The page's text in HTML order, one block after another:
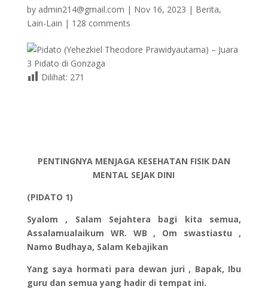
by admin214@gmail.com | Nov 16, 2023 | Berita,
Lain-Lain | 128 comments
Dilihat: 271
PENTINGNYA MENJAGA KESEHATAN FISIK DAN
MENTAL SEJAK DINI
(PIDATO 1)
Syalom , Salam Sejahtera bagi kita semua,
Assalamualaikum WR. WB , Om swastiastu ,
Namo Budhaya, Salam Kebajikan
Yang saya hormati para dewan juri , Bapak, Ibu
guru dan semua yang hadir di tempat ini.